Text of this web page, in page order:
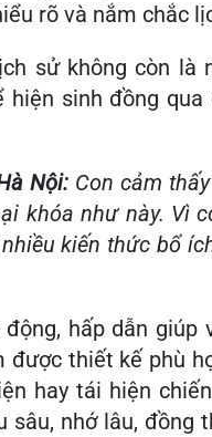
rõ và nắm chắc
sử không còn là
sinh đồng qua
Nội: Con cảm
khóa như này. Vì
kiến thức bổ
hấp dẫn giúp
được thiết kế phù
hay tái hiện
nhớ lâu, đồng